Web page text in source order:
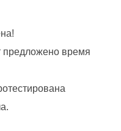
предложено время